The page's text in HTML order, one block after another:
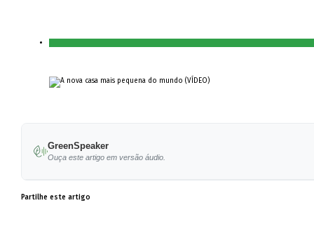
GreenSpeaker
Ouça este artigo em versão áudio.
Partilhe este artigo